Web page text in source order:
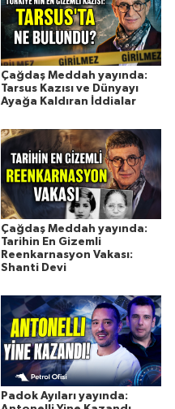
Çağdaş Meddah yayında:
Tarsus Kazısı ve Dünyayı
Ayağa Kaldıran İddialar
Çağdaş Meddah yayında:
Tarihin En Gizemli
Reenkarnasyon Vakası:
Shanti Devi
Padok Ayıları yayında: